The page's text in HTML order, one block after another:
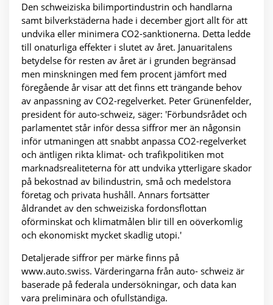
Den schweiziska bilimportindustrin och handlarna
samt bilverkstäderna hade i december gjort allt för att
undvika eller minimera CO2-sanktionerna. Detta ledde
till onaturliga effekter i slutet av året. Januaritalens
betydelse för resten av året är i grunden begränsad
men minskningen med fem procent jämfört med
föregående år visar att det finns ett trängande behov
av anpassning av CO2-regelverket. Peter Grünenfelder,
president för auto-schweiz, säger: 'Förbundsrådet och
parlamentet står inför dessa siffror mer än någonsin
inför utmaningen att snabbt anpassa CO2-regelverket
och äntligen rikta klimat- och trafikpolitiken mot
marknadsrealiteterna för att undvika ytterligare skador
på bekostnad av bilindustrin, små och medelstora
företag och privata hushåll. Annars fortsätter
åldrandet av den schweiziska fordonsflottan
oförminskat och klimatmålen blir till en oöverkomlig
och ekonomiskt mycket skadlig utopi.'
Detaljerade siffror per märke finns på
www.auto.swiss. Värderingarna från auto- schweiz är
baserade på federala undersökningar, och data kan
vara preliminära och ofullständiga.